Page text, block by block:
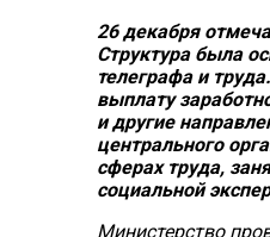
26 декабря
Структура была
телеграфа и
выплату
и другие
центрального
сферах труда,
социальной
Министерство